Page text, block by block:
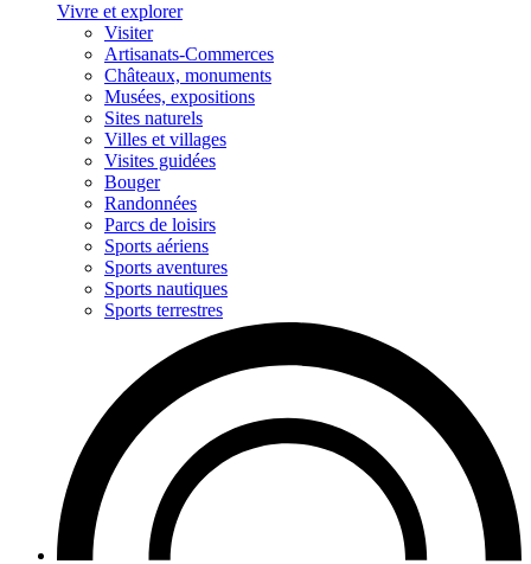
Vivre et explorer
Visiter
Artisanats-Commerces
Châteaux, monuments
Musées, expositions
Sites naturels
Villes et villages
Visites guidées
Bouger
Randonnées
Parcs de loisirs
Sports aériens
Sports aventures
Sports nautiques
Sports terrestres